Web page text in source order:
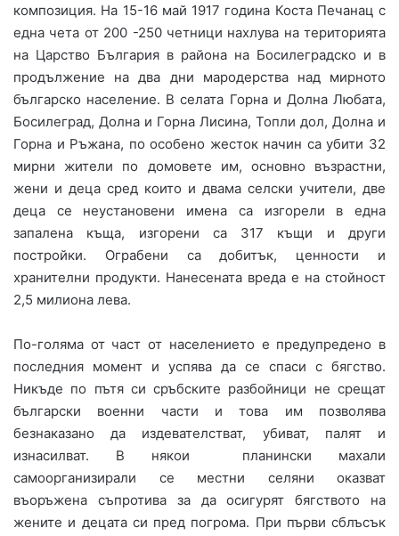
композиция. На 15-16 май 1917 година Коста Печанац с
една чета от 200 -250 четници нахлува на територията
на Царство България в района на Босилеградско и в
продължение на два дни мародерства над мирното
българско население. В селата Горна и Долна Любата,
Босилеград, Долна и Горна Лисина, Топли дол, Долна и
Горна и Ръжана, по особено жесток начин са убити 32
мирни жители по домовете им, основно възрастни,
жени и деца сред които и двама селски учители, две
деца се неустановени имена са изгорели в една
запалена къща, изгорени са 317 къщи и други
постройки. Ограбени са добитък, ценности и
хранителни продукти. Нанесената вреда е на стойност
2,5 милиона лева.
По-голяма от част от населението е предупредено в
последния момент и успява да се спаси с бягство.
Никъде по пътя си сръбските разбойници не срещат
български военни части и това им позволява
безнаказано да издевателстват, убиват, палят и
изнасилват. В някои планински махали
самоорганизирали се местни селяни оказват
въоръжена съпротива за да осигурят бягството на
жените и децата си пред погрома. При първи сблъсък